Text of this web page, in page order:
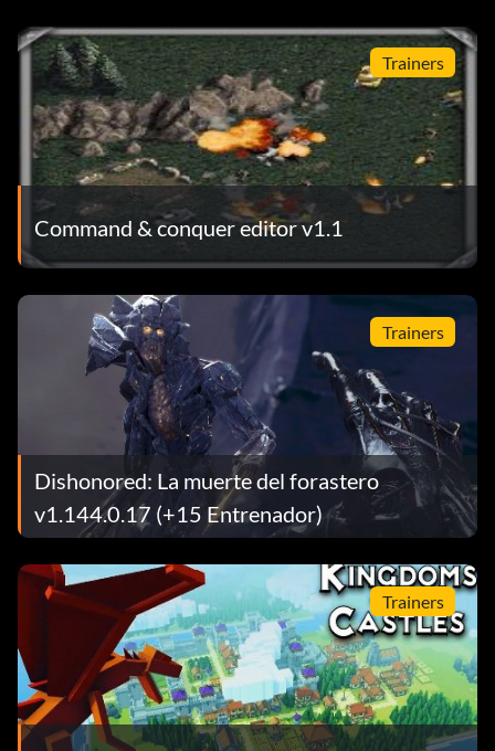
Trainers
Command & conquer editor v1.1
Trainers
Dishonored: La muerte del forastero
v1.144.0.17 (+15 Entrenador)
Trainers